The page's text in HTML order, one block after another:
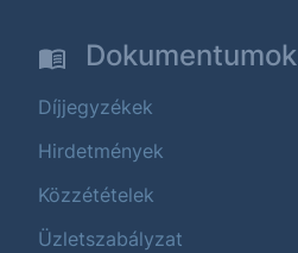
Dokumentumok
Díjjegyzékek
Hirdetmények
Közzétételek
Üzletszabályzat